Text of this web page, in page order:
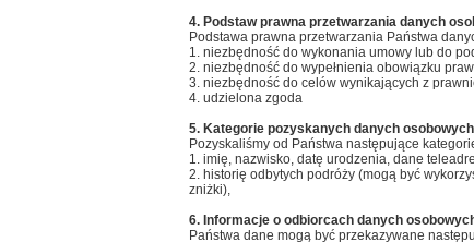
4. Podstaw prawna przetwarzania danych
Podstawa prawna przetwarzania Państwa
1. niezbędność do wykonania umowy lub do
2. niezbędność do wypełnienia obowiązku
3. niezbędność do celów wynikających z
4. udzielona zgoda
5. Kategorie pozyskanych danych
Pozyskaliśmy od Państwa następujące
1. imię, nazwisko, datę urodzenia, dane
2. historię odbytych podróży (mogą być
zniżki),
6. Informacje o odbiorcach danych
Państwa dane mogą być przekazywane